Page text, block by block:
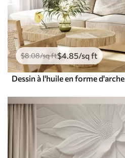
$8.08/sq ft$4.85/sq ft
Dessin à l'huile en forme d'arche